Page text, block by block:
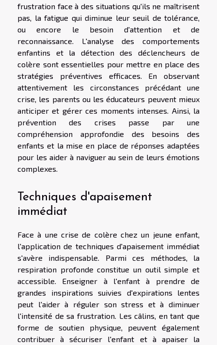
frustration face à des situations qu'ils ne maîtrisent
pas, la fatigue qui diminue leur seuil de tolérance,
ou encore le besoin d'attention et de
reconnaissance. L'analyse des comportements
enfantins et la détection des déclencheurs de
colère sont essentielles pour mettre en place des
stratégies préventives efficaces. En observant
attentivement les circonstances précédant une
crise, les parents ou les éducateurs peuvent mieux
anticiper et gérer ces moments intenses. Ainsi, la
prévention des crises passe par une
compréhension approfondie des besoins des
enfants et la mise en place de réponses adaptées
pour les aider à naviguer au sein de leurs émotions
complexes.
Techniques d'apaisement
immédiat
Face à une crise de colère chez un jeune enfant,
l'application de techniques d'apaisement immédiat
s'avère indispensable. Parmi ces méthodes, la
respiration profonde constitue un outil simple et
accessible. Enseigner à l'enfant à prendre de
grandes inspirations suivies d'expirations lentes
peut l'aider à réguler son stress et à diminuer
l'intensité de sa frustration. Les câlins, en tant que
forme de soutien physique, peuvent également
contribuer à sécuriser l'enfant et à apaiser la